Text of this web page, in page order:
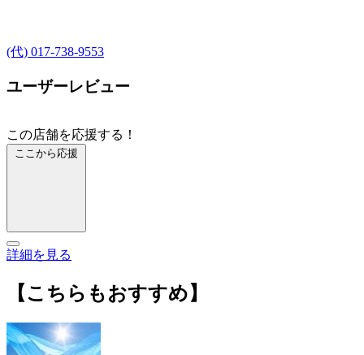
(代) 017-738-9553
ユーザーレビュー
この店舗を応援する！
ここから応援
詳細を見る
【こちらもおすすめ】